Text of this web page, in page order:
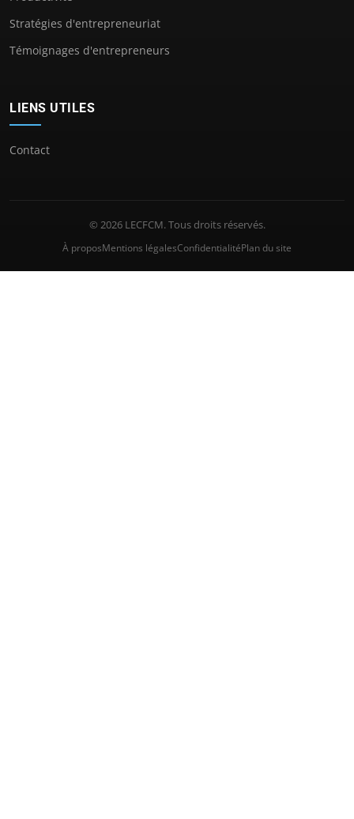
Stratégies d'entrepreneuriat
Témoignages d'entrepreneurs
LIENS UTILES
Contact
© 2026 LECFCM. Tous droits réservés.
À proposMentions légalesConfidentialitéPlan du site